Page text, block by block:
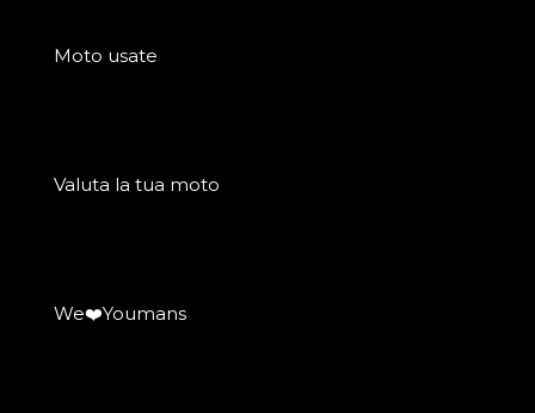
Moto usate
Valuta la tua moto
We❤️Youmans